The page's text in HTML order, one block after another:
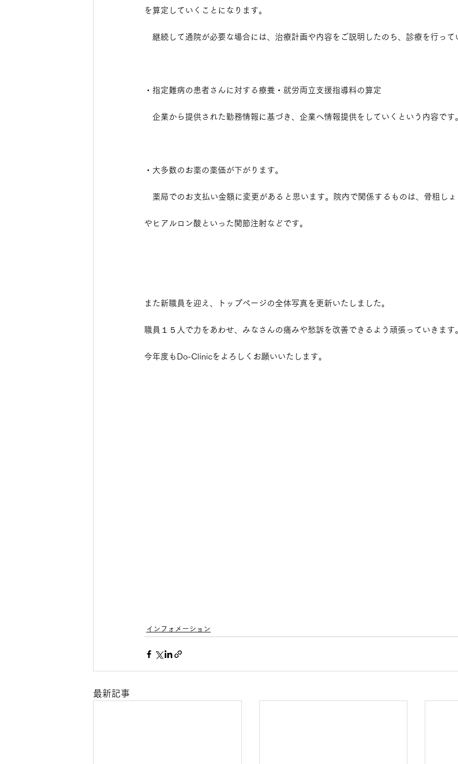
を算定していくことになります。
継続して通院が必要な場合には、治療計画や内容をご説明したのち、診療を行って
・指定難病の患者さんに対する療養・就労両立支援指導料の算定
企業から提供された勤務情報に基づき、企業へ情報提供をしていくという内容です
・大多数のお薬の薬価が下がります。
薬局でのお支払い金額に変更があると思います。院内で関係するものは、骨粗し
やヒアルロン酸といった関節注射などです。
また新職員を迎え、トップページの全体写真を更新いたしました。
職員１５人で力をあわせ、みなさんの痛みや愁訴を改善できるよう頑張っていきます
今年度もDo-Clinicをよろしくお願いいたします。
インフォメーション
最新記事